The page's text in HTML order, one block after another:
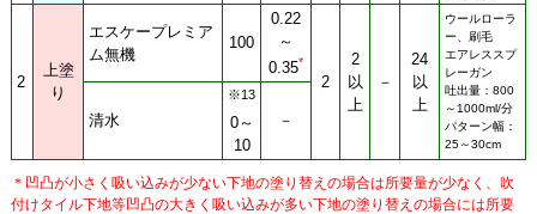
2
上塗
り
エスケープレミア
ム無機
100
0.22
～
0.35*
2
2
以
上
－
24
以
上
ウールローラ
ー、刷毛
エアレススプ
レーガン
吐出量：800
～1000ml/分
パターン幅：
25～30cm
清水
※13
0～
10
－
＊凹凸が小さく吸い込みが少ない下地の塗り替えの場合は所要量が少なく、吹
付けタイル下地等凹凸の大きく吸い込みが多い下地の塗り替えの場合には所要